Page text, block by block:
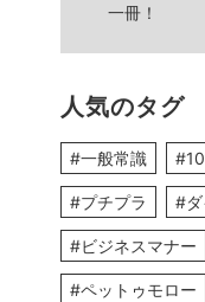
一冊！
人気のタグ
#一般常識
#プチプラ #ダ
#ビジネスマナー
#ペットゥモロー